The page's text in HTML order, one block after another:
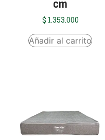
cm
$ 1.353.000
Añadir al carrito